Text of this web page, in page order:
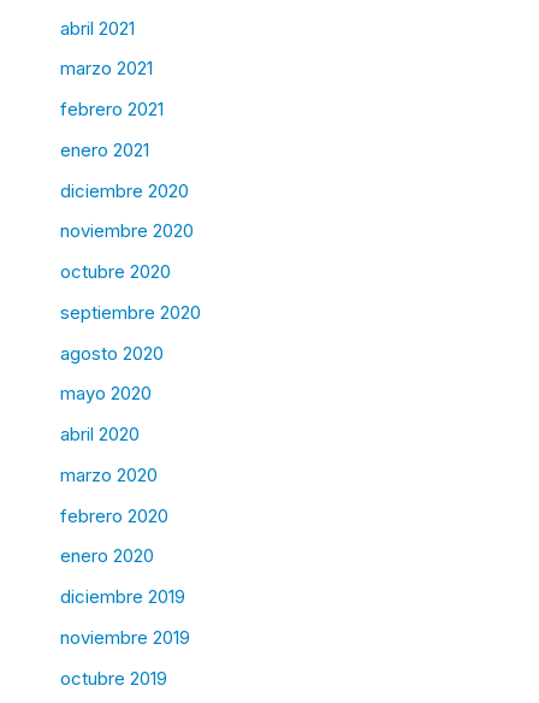
abril 2021
marzo 2021
febrero 2021
enero 2021
diciembre 2020
noviembre 2020
octubre 2020
septiembre 2020
agosto 2020
mayo 2020
abril 2020
marzo 2020
febrero 2020
enero 2020
diciembre 2019
noviembre 2019
octubre 2019